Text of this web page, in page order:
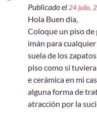
Publicado el 24 julio,
Hola Buen día,
Coloque un piso
imán para
suela de los
piso como si
e cerámica en mi
alguna forma de
atracción por la